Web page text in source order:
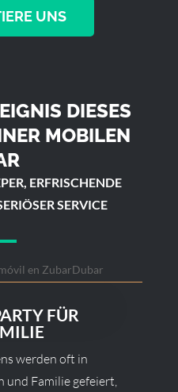
UNS
DIESES
MOBILEN
ERFRISCHENDE
SERVICE
FÜR
werden oft in
und Familie gefeiert,